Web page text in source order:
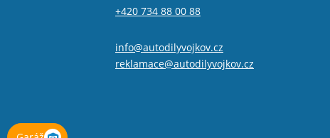
+420 734 88 00 88
info@autodilyvojkov.cz
reklamace@autodilyvojkov.cz